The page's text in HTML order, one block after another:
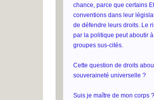
chance, parce que certains
conventions dans leur
de défendre leurs droits. Le
par la politique peut aboutir
groupes sus-cités.
Cette question de droits
souveraineté universelle ?
Suis je maître de mon corps